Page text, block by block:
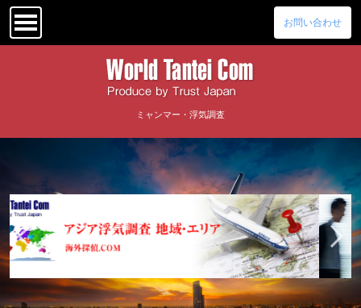
お問い合わせ
ミャンマー・浮気調査